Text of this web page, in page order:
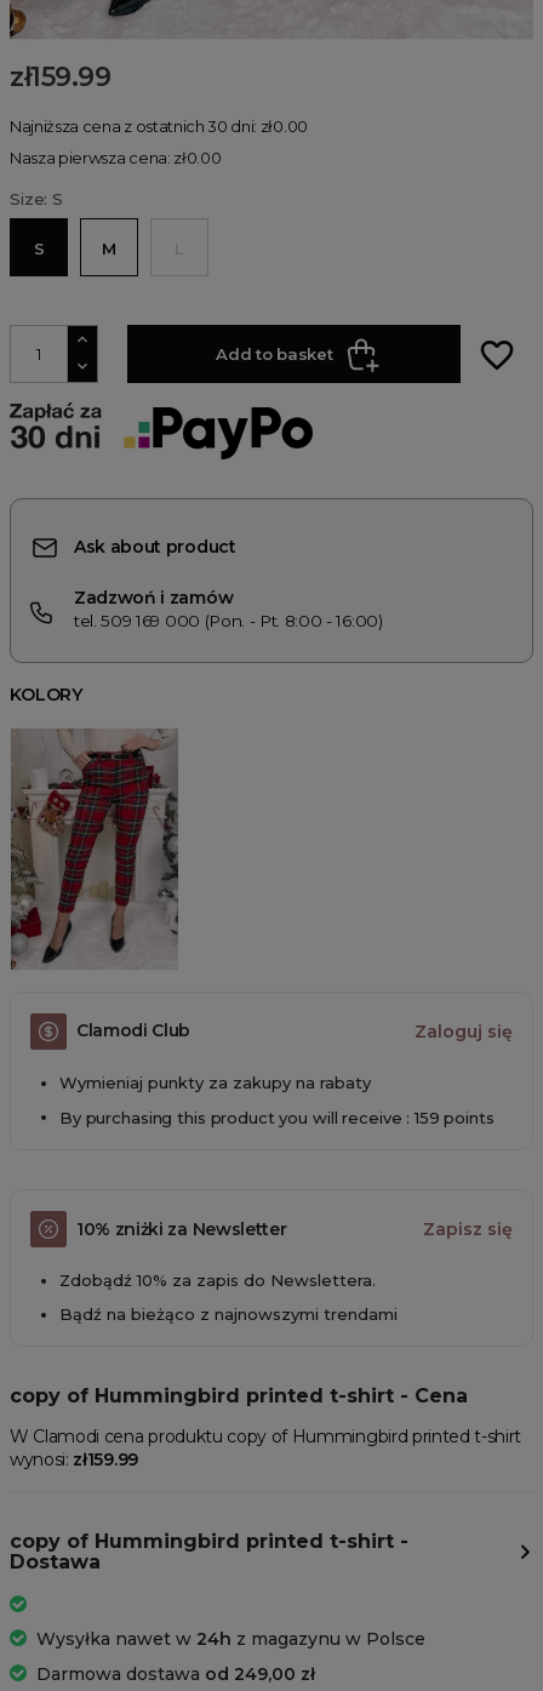
zł159.99
Najniższa cena z ostatnich 30 dni: zł0.00
Nasza pierwsza cena: zł0.00
Size: S
S M L
Add to basket favorite_border
Ask about product
Zadzwoń i zamów
tel. 509 169 000 (Pon. - Pt. 8:00 - 16:00)
KOLORY
Clamodi Club Zaloguj się
Wymieniaj punkty za zakupy na rabaty
By purchasing this product you will receive : 159 points
10% zniżki za Newsletter Zapisz się
Zdobądź 10% za zapis do Newslettera.
Bądź na bieżąco z najnowszymi trendami
copy of Hummingbird printed t-shirt - Cena
W Clamodi cena produktu copy of Hummingbird printed t-shirt
wynosi: zł159.99
copy of Hummingbird printed t-shirt -
Dostawa
Wysyłka nawet w 24h z magazynu w Polsce
Darmowa dostawa od 249,00 zł